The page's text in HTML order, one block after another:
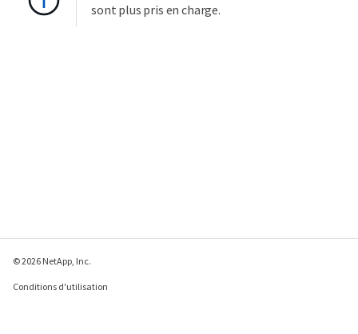
sont plus pris en charge.
© 2026 NetApp, Inc.
Conditions d'utilisation